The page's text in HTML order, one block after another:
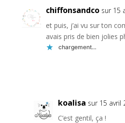
chiffonsandco sur 15
et puis, j’ai vu sur ton
avais pris de bien jolies
chargement…
koalisa sur 15 avril
C’est gentil, ça !